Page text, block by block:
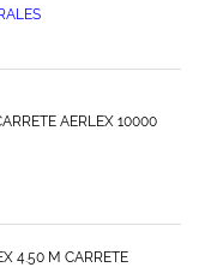
AERLEX 10000
4.50 M CARRETE